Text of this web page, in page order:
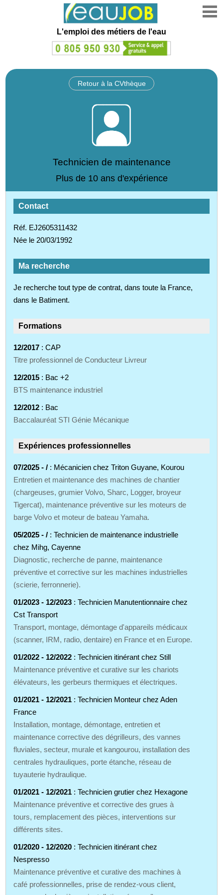
L'emploi des métiers de l'eau
Retour à la CVthèque
Technicien de maintenance
Plus de 10 ans d'expérience
Contact
Réf. EJ2605311432
Née le 20/03/1992
Ma recherche
Je recherche tout type de contrat, dans toute la France,
dans le Batiment.
Formations
12/2017 : CAP
Titre professionnel de Conducteur Livreur
12/2015 : Bac +2
BTS maintenance industriel
12/2012 : Bac
Baccalauréat STI Génie Mécanique
Expériences professionnelles
07/2025 - / : Mécanicien chez Triton Guyane, Kourou
Entretien et maintenance des machines de chantier
(chargeuses, grumier Volvo, Sharc, Logger, broyeur
Tigercat), maintenance préventive sur les moteurs de
barge Volvo et moteur de bateau Yamaha.
05/2025 - / : Technicien de maintenance industrielle
chez Mihg, Cayenne
Diagnostic, recherche de panne, maintenance
préventive et corrective sur les machines industrielles
(scierie, ferronnerie).
01/2023 - 12/2023 : Technicien Manutentionnaire chez
Cst Transport
Transport, montage, démontage d'appareils médicaux
(scanner, IRM, radio, dentaire) en France et en Europe.
01/2022 - 12/2022 : Technicien itinérant chez Still
Maintenance préventive et curative sur les chariots
élévateurs, les gerbeurs thermiques et électriques.
01/2021 - 12/2021 : Technicien Monteur chez Aden
France
Installation, montage, démontage, entretien et
maintenance corrective des dégrilleurs, des vannes
fluviales, secteur, murale et kangourou, installation des
centrales hydrauliques, porte étanche, réseau de
tuyauterie hydraulique.
01/2021 - 12/2021 : Technicien grutier chez Hexagone
Maintenance préventive et corrective des grues à
tours, remplacement des pièces, interventions sur
différents sites.
01/2020 - 12/2020 : Technicien itinérant chez
Nespresso
Maintenance préventive et curative des machines à
café professionnelles, prise de rendez‑vous client,